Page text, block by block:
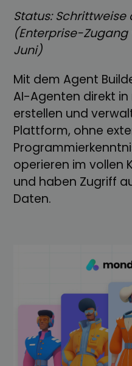
Status:
(Enterprise-
Juni)
Mit dem Agent
AI-Agenten direkt
erstellen und
Plattform, ohne
operieren im vollen
und haben Zugriff
Daten.